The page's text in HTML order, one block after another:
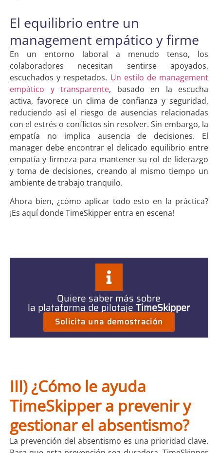
El equilibrio entre un
management empático y firme
En un entorno laboral a menudo tenso, los
colaboradores necesitan sentirse apoyados,
escuchados y respetados. Un estilo de management
empático y transparente, basado en la escucha
activa, favorece un clima de confianza y seguridad,
reduciendo así el riesgo de ausencias relacionadas
con el estrés o conflictos sin resolver. Sin embargo, la
empatía no implica ausencia de decisiones. El
manager debe encontrar el delicado equilibrio entre
empatía y firmeza para mantener su rol de liderazgo
y toma de decisiones, creando al mismo tiempo un
ambiente de trabajo tranquilo.
Ahora bien, ¿cómo aplicar todo esto en la práctica?
¡Es aquí donde TimeSkipper entra en escena!
Quiere saber más sobre
la plataforma de pilotajeTimeSkipper
Solicita una demostración
III) ¿Cómo le ayuda
TimeSkipper a prevenir y
gestionar el absentismo?
La prevención del absentismo es una prioridad clave.